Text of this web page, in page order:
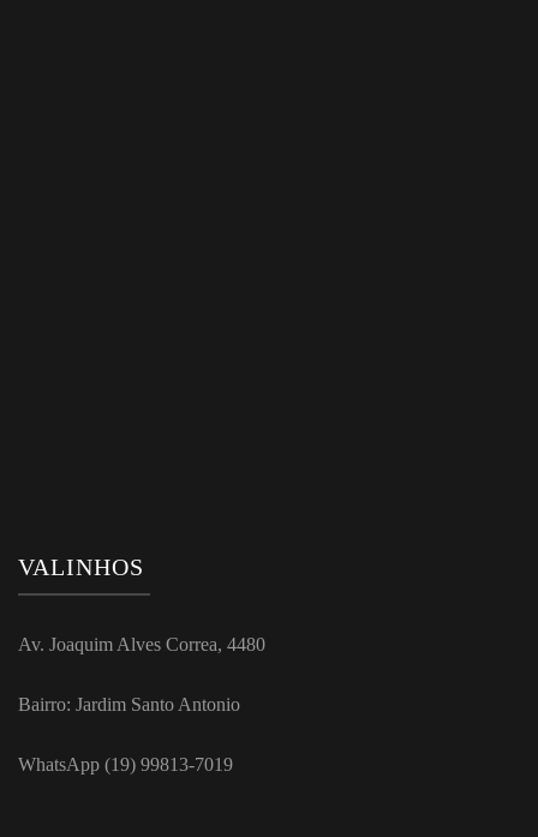
VALINHOS
Av. Joaquim Alves Correa, 4480
Bairro: Jardim Santo Antonio
WhatsApp (19) 99813-7019